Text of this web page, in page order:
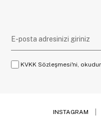
KVKK Sözleşmesi'ni,
INSTAGRAM